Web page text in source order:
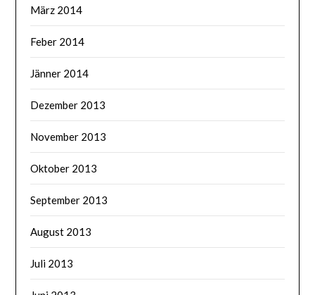
März 2014
Feber 2014
Jänner 2014
Dezember 2013
November 2013
Oktober 2013
September 2013
August 2013
Juli 2013